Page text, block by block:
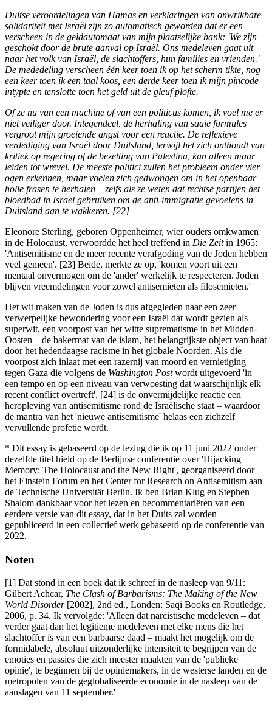
Duitse veroordelingen van Hamas en verklaringen van onwrikbare
solidariteit met Israël zijn zo automatisch geworden dat er een
verscheen in de geldautomaat van mijn plaatselijke bank: 'We zijn
geschokt door de brute aanval op Israël. Ons medeleven gaat uit
naar het volk van Israël, de slachtoffers, hun families en vrienden.'
De mededeling verscheen één keer toen ik op het scherm tikte, nog
een keer toen ik een taal koos, een derde keer toen ik mijn pincode
intypte en tenslotte toen het geld uit de gleuf plofte.
Of ze nu van een machine of van een politicus komen, ik voel me er
niet veiliger door. Integendeel, de herhaling van saaie formules
vergroot mijn groeiende angst voor een reactie. De reflexieve
verdediging van Israël door Duitsland, terwijl het zich onthoudt van
kritiek op regering of de bezetting van Palestina, kan alleen maar
leiden tot wrevel. De meeste politici zullen het probleem onder vier
ogen erkennen, maar voelen zich gedwongen om in het openbaar
holle frasen te herhalen ‒ zelfs als ze weten dat rechtse partijen het
bloedbad in Israël gebruiken om de anti-immigratie gevoelens in
Duitsland aan te wakkeren. [22]
Eleonore Sterling, geboren Oppenheimer, wier ouders omkwamen
in de Holocaust, verwoordde het heel treffend in Die Zeitin 1965:
'Antisemitisme en de meer recente verafgoding van de Joden hebben
veel gemeen'. [23] Beide, merkte ze op, 'komen voort uit een
mentaal onvermogen om de 'ander' werkelijk te respecteren. Joden
blijven vreemdelingen voor zowel antisemieten als filosemieten.'
Het wit maken van de Joden is dus afgegleden naar een zeer
verwerpelijke bewondering voor een Israël dat wordt gezien als
superwit, een voorpost van het witte suprematisme in het Midden-
Oosten ‒ de bakermat van de islam, het belangrijkste object van haat
door het hedendaagse racisme in het globale Noorden. Als die
voorpost zich inlaat met een razernij van moord en vernietiging
tegen Gaza die volgens de Washington Postwordt uitgevoerd 'in
een tempo en op een niveau van verwoesting dat waarschijnlijk elk
recent conflict overtreft', [24] is de onvermijdelijke reactie een
heropleving van antisemitisme rond de Israëlische staat ‒ waardoor
de mantra van het 'nieuwe antisemitisme' helaas een zichzelf
vervullende profetie wordt.
* Dit essay is gebaseerd op de lezing die ik op 11 juni 2022 onder
dezelfde titel hield op de Berlijnse conferentie over 'Hijacking
Memory: The Holocaust and the New Right', georganiseerd door
het Einstein Forum en het Center for Research on Antisemitism aan
de Technische Universität Berlin. Ik ben Brian Klug en Stephen
Shalom dankbaar voor het lezen en becommentariëren van een
eerdere versie van dit essay, dat in het Duits zal worden
gepubliceerd in een collectief werk gebaseerd op de conferentie van
2022.
Noten
[1] Dat stond in een boek dat ik schreef in de nasleep van 9/11:
Gilbert Achcar, The Clash of Barbarisms: The Making of the New
World Disorder[2002], 2nd ed., Londen: Saqi Books en Routledge,
2006, p. 34. Ik vervolgde: 'Alleen dat narcistische medeleven ‒ dat
verder gaat dan het legitieme medeleven met elke mens die het
slachtoffer is van een barbaarse daad ‒ maakt het mogelijk om de
formidabele, absoluut uitzonderlijke intensiteit te begrijpen van de
emoties en passies die zich meester maakten van de 'publieke
opinie', te beginnen bij de opiniemakers, in de westerse landen en de
metropolen van de geglobaliseerde economie in de nasleep van de
aanslagen van 11 september.'